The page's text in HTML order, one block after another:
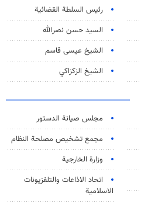
رئیس السلطة القضائیة
السيد حسن نصرالله
الشيخ عيسى قاسم
الشيخ الزكزاكي
مجلس صيانة الدستور
مجمع تشخيص مصلحة النظام
وزارة الخارجية
اتحاد الاذاعات والتلفزيونات
الاسلامية